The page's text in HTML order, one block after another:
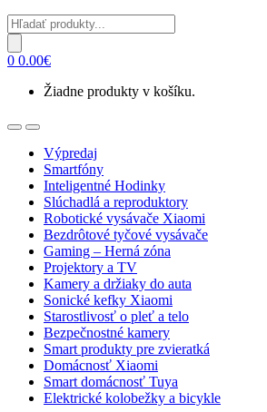
Products
search
0 0.00€
Žiadne produkty v košíku.
OpenClose
Výpredaj
Smartfóny
Inteligentné Hodinky
Slúchadlá a reproduktory
Robotické vysávače Xiaomi
Bezdrôtové tyčové vysávače
Gaming – Herná zóna
Projektory a TV
Kamery a držiaky do auta
Sonické kefky Xiaomi
Starostlivosť o pleť a telo
Bezpečnostné kamery
Smart produkty pre zvieratká
Domácnosť Xiaomi
Smart domácnosť Tuya
Elektrické kolobežky a bicykle